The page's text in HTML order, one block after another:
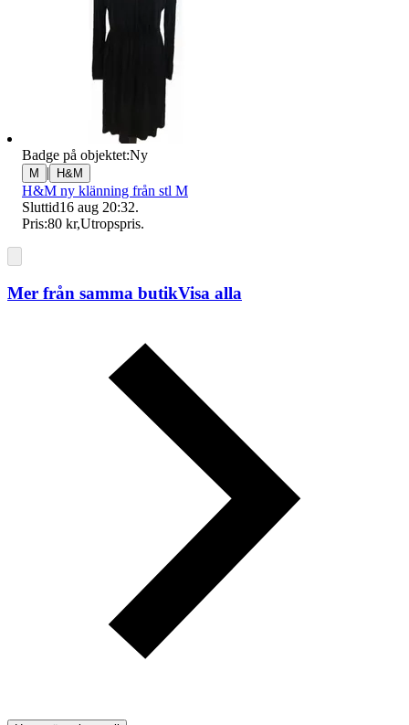
Badge på objektet:Ny
M | H&M
H&M ny klänning från stl M
Sluttid16 aug 20:32.
Pris:80 kr,Utropspris.
Mer från samma butikVisa alla